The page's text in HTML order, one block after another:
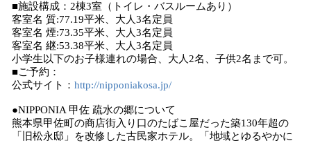
■施設構成：2棟3室（トイレ・バスルームあり）
客室名 質:77.19平米、大人3名定員
客室名 煙:73.35平米、大人3名定員
客室名 継:53.38平米、大人3名定員
小学生以下のお子様連れの場合、大人2名、子供2名まで可。
■ご予約：
公式サイト： http://nipponiakosa.jp/
●NIPPONIA 甲佐 疏水の郷について
熊本県甲佐町の商店街入り口のたばこ屋だった築130年超の
「旧松永邸」を改修した古民家ホテル。「地域とゆるやかに